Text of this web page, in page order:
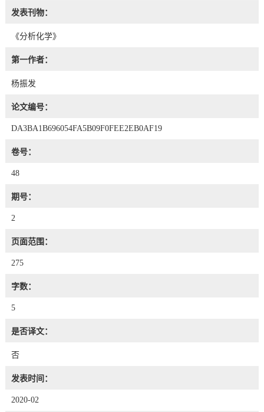
发表刊物：
《分析化学》
第一作者：
杨振发
论文编号：
DA3BA1B696054FA5B09F0FEE2EB0AF19
卷号：
48
期号：
2
页面范围：
275
字数：
5
是否译文：
否
发表时间：
2020-02